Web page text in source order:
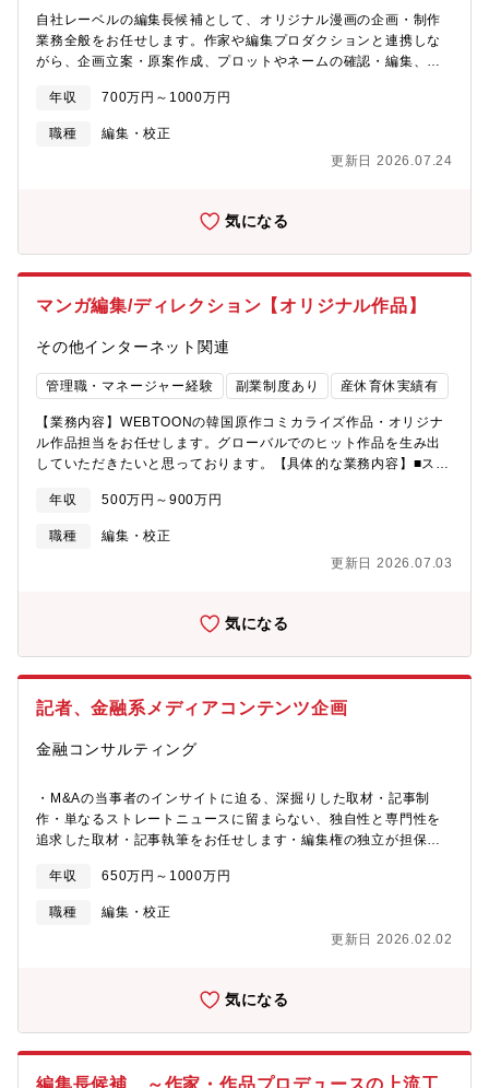
自社レーベルの編集長候補として、オリジナル漫画の企画・制作
業務全般をお任せします。作家や編集プロダクションと連携しな
がら、企画立案・原案作成、プロットやネームの確認・編集、制
ただきます。レーベル運営の要として、制作現場とビジネスの両
面から作品の成長を支え、次なるヒット作の創出とレーベルの拡
大をリードしていただくことを期待しています。【具体的な業務
内容】■オリジナル作品の企画立案・原案作成■新人漫画家の発
ーの評価・採用・育成などのマネジメント■チームの目標達成に向
したプロモーションなども含む）■社外および社内部門との折衝
携わるため、作品ひとつひとつに対し、より綿密なディレクショ
ションや施策の効果を試しながら、ユーザーの評価を身近に感じ
ることができます。■少人数チームのため意思決定が早く、柔軟な
対応が可能です。
年収 700万円～1000万円
職種
編集・校正
更新日 2026.07.24
気になる
マンガ編集/ディレクション【オリジナル作品】
その他インターネット関連
管理職・マネージャー経験 副業制度あり 産休育休実績有
【業務内容】WEBTOONの韓国原作コミカライズ作品・オリジナ
ル作品担当をお任せします。グローバルでのヒット作品を生み出
していただきたいと思っております。【具体的な業務内容】■スタ
ョンを行っていただきます。- 原作- ネーム- 線画- 背景- 着彩- 仕
上げ※作品の企画を立ち上げることにもチャレンジいただけま
す。
年収 500万円～900万円
職種
編集・校正
更新日 2026.07.03
気になる
記者、金融系メディアコンテンツ企画
金融コンサルティング
・M&Aの当事者のインサイトに迫る、深掘りした取材・記事制
作・単なるストレートニュースに留まらない、独自性と専門性を
追求した取材・記事執筆をお任せします・編集権の独立が担保さ
M&Aの最前線を追いかけることができます。【主な取材対象】・
金融プロフェッショナル: 銀行、証券、投資銀行、FA、PEファン
ド、アクティビスト等・事業会社のM&A担当者: 上場企業のM&A
戦略を担う専門家や専門組織・有識者: M&Aを専門とする学者や弁
BtoCメディアとは一線を画し、M&Aのプロフェッショナルである
刊以来続く誌面改革と、オンラインメディアへの注力により、
年収 650万円～1000万円
職種
編集・校正
更新日 2026.02.02
気になる
編集長候補 ～作家・作品プロデュースの上流工